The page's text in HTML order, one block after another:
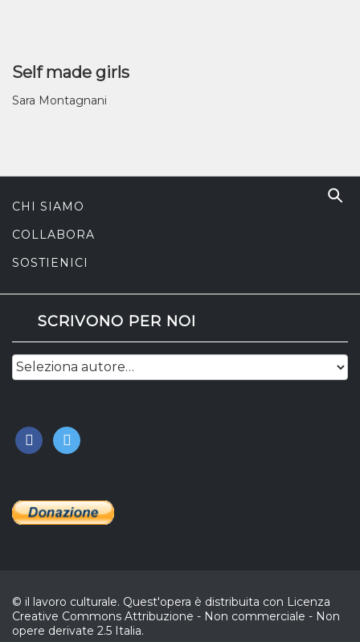
Self made girls
Sara Montagnani
CHI SIAMO
COLLABORA
SOSTIENICI
SCRIVONO PER NOI
facebook
twitter
© il lavoro culturale. Quest'opera è distribuita con Licenza
Creative Commons Attribuzione - Non commerciale - Non
opere derivate 2.5 Italia.